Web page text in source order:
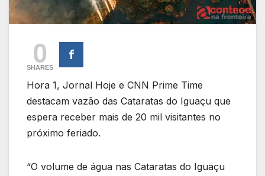
0
SHARES
Hora 1, Jornal Hoje e CNN Prime Time
destacam vazão das Cataratas do Iguaçu que
espera receber mais de 20 mil visitantes no
próximo feriado.
“O volume de água nas Cataratas do Iguaçu